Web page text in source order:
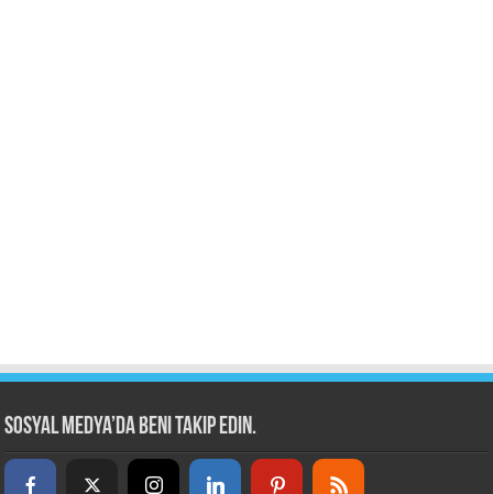
Sosyal Medya’da beni takip edin.